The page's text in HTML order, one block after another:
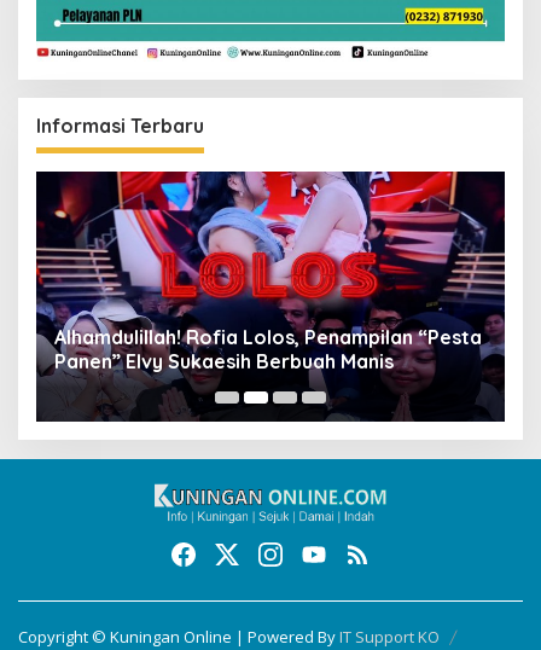
Informasi Terbaru
Alhamdulillah! Rofia Lolos, Penampilan “Pesta
Panen” Elvy Sukaesih Berbuah Manis
Copyright © Kuningan Online | Powered ByIT Support KO